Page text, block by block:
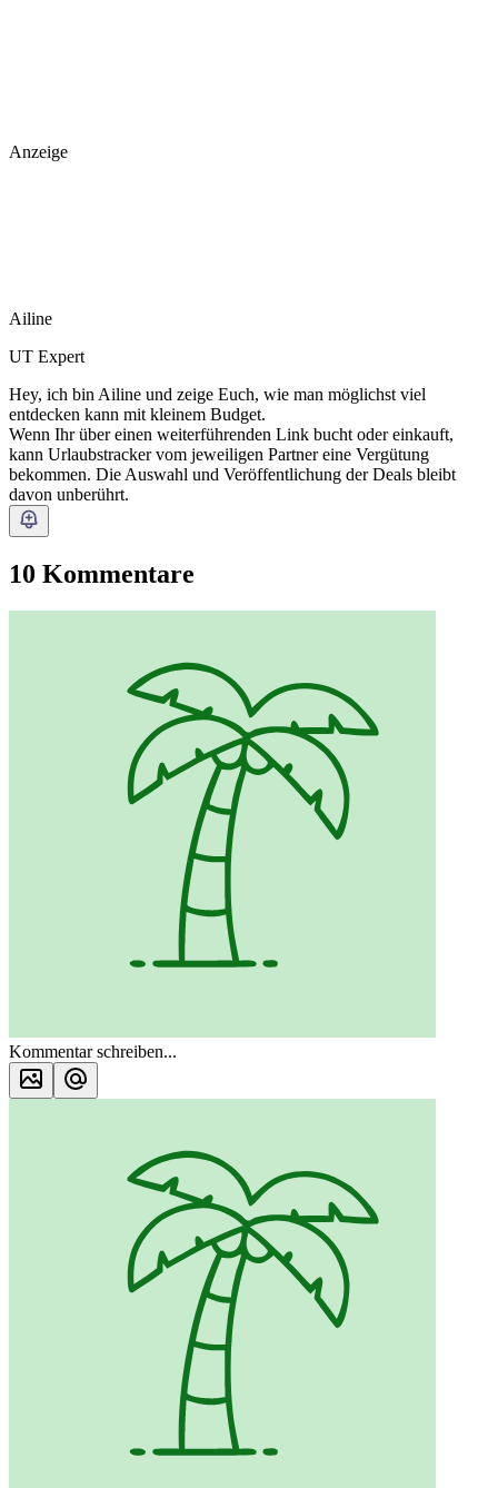
Anzeige
Ailine
UT Expert
Hey, ich bin Ailine und zeige Euch, wie man möglichst viel
entdecken kann mit kleinem Budget.
Wenn Ihr über einen weiterführenden Link bucht oder einkauft,
kann Urlaubstracker vom jeweiligen Partner eine Vergütung
bekommen. Die Auswahl und Veröffentlichung der Deals bleibt
davon unberührt.
10 Kommentare
Kommentar schreiben...